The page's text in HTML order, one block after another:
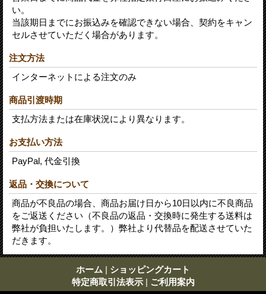
い。
当該期日までにお振込みを確認できない場合、契約をキャン
セルさせていただく場合があります。
注文方法
インターネットによる注文のみ
商品引渡時期
支払方法または在庫状況により異なります。
お支払い方法
PayPal, 代金引換
返品・交換について
商品が不良品の場合、商品お届け日から10日以内に不良商品
をご返送ください（不良品の返品・交換時に発生する送料は
弊社が負担いたします。）弊社より代替品を配送させていた
だきます。
ホーム | ショッピングカート
特定商取引法表示 | ご利用案内